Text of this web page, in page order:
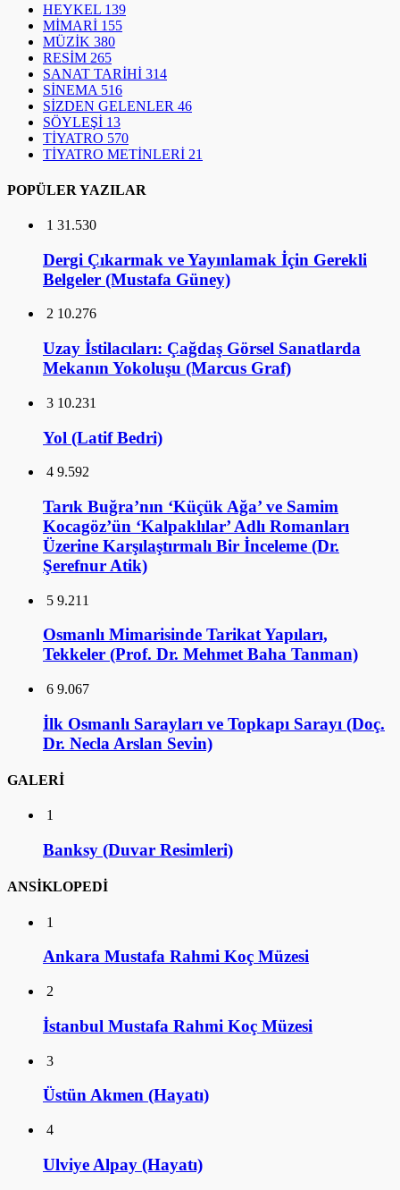
HEYKEL 139
MİMARİ 155
MÜZİK 380
RESİM 265
SANAT TARİHİ 314
SİNEMA 516
SİZDEN GELENLER 46
SÖYLEŞİ 13
TİYATRO 570
TİYATRO METİNLERİ 21
POPÜLER YAZILAR
1 31.530
Dergi Çıkarmak ve Yayınlamak İçin Gerekli
Belgeler (Mustafa Güney)
2 10.276
Uzay İstilacıları: Çağdaş Görsel Sanatlarda
Mekanın Yokoluşu (Marcus Graf)
3 10.231
Yol (Latif Bedri)
4 9.592
Tarık Buğra’nın ‘Küçük Ağa’ ve Samim
Kocagöz’ün ‘Kalpaklılar’ Adlı Romanları
Üzerine Karşılaştırmalı Bir İnceleme (Dr.
Şerefnur Atik)
5 9.211
Osmanlı Mimarisinde Tarikat Yapıları,
Tekkeler (Prof. Dr. Mehmet Baha Tanman)
6 9.067
İlk Osmanlı Sarayları ve Topkapı Sarayı (Doç.
Dr. Necla Arslan Sevin)
GALERİ
1
Banksy (Duvar Resimleri)
ANSİKLOPEDİ
1
Ankara Mustafa Rahmi Koç Müzesi
2
İstanbul Mustafa Rahmi Koç Müzesi
3
Üstün Akmen (Hayatı)
4
Ulviye Alpay (Hayatı)